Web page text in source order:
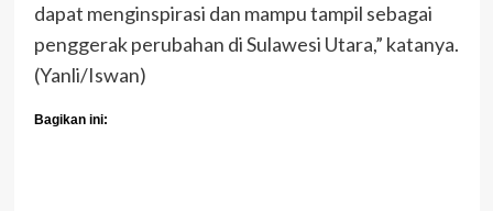
dapat menginspirasi dan mampu tampil sebagai
penggerak perubahan di Sulawesi Utara,” katanya.
(Yanli/Iswan)
Bagikan ini: